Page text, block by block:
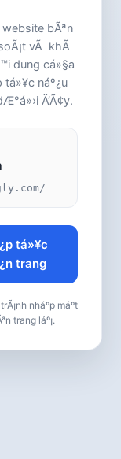
website bÃªn
vÃ khÃ
dung cá»§a
tá»¥c náº¿u
Ä‘Ã¢y.
tá»¥c
trang
nháº­p máº­t
trang láº¡.